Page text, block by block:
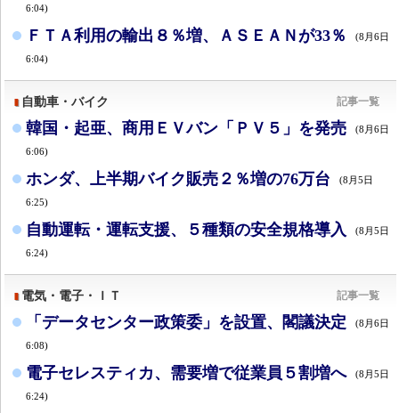
6:04)
ＦＴＡ利用の輸出８％増、ＡＳＥＡＮが33％ (8月6日
6:04)
自動車・バイク 記事一覧
韓国・起亜、商用ＥＶバン「ＰＶ５」を発売 (8月6日
6:06)
ホンダ、上半期バイク販売２％増の76万台 (8月5日
6:25)
自動運転・運転支援、５種類の安全規格導入 (8月5日
6:24)
電気・電子・ＩＴ 記事一覧
「データセンター政策委」を設置、閣議決定 (8月6日
6:08)
電子セレスティカ、需要増で従業員５割増へ (8月5日
6:24)